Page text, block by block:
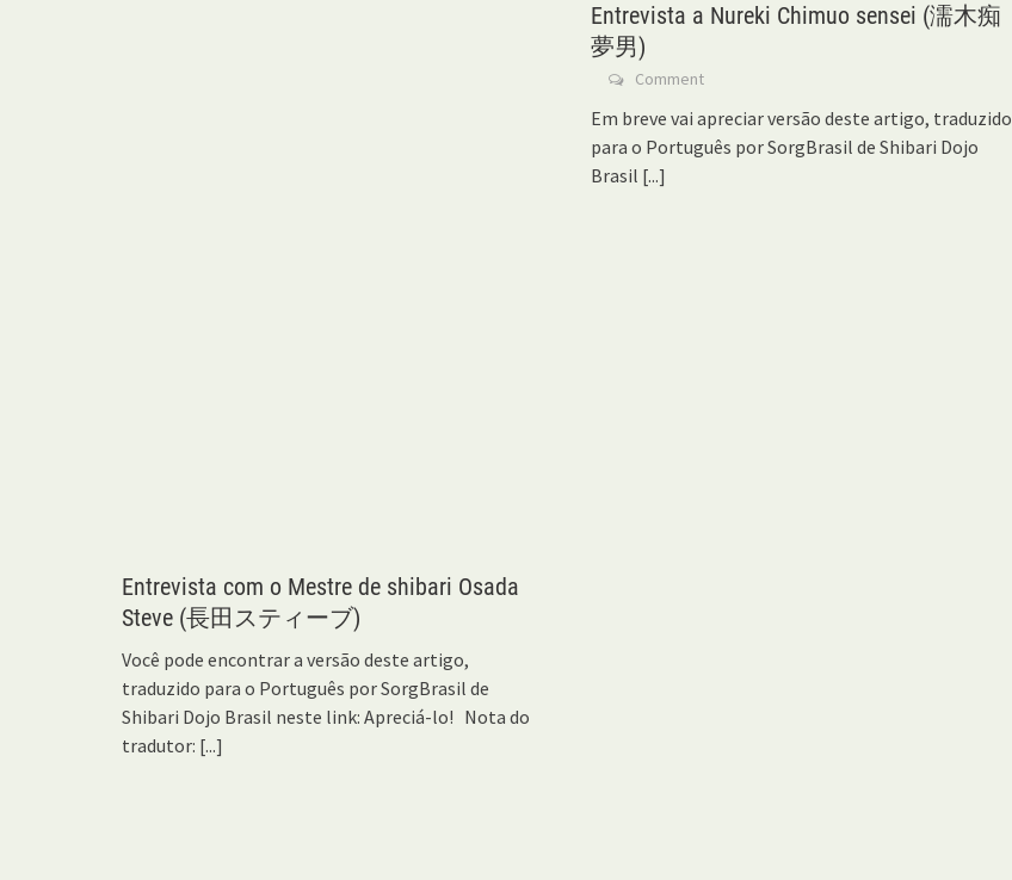
Entrevista a Nureki Chimuo sensei (濡木痴
夢男)
Comment
Em breve vai apreciar versão deste artigo, traduzido
para o Português por SorgBrasil de Shibari Dojo
Brasil [...]
Entrevista com o Mestre de shibari Osada
Steve (長田スティーブ)
Você pode encontrar a versão deste artigo,
traduzido para o Português por SorgBrasil de
Shibari Dojo Brasil neste link: Apreciá-lo! Nota do
tradutor: [...]